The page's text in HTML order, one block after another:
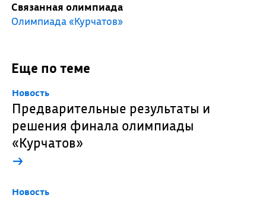
Связанная олимпиада
Олимпиада «Курчатов»
Еще по теме
Новость
Предварительные результаты и
решения финала олимпиады
«Курчатов»
→
Новость